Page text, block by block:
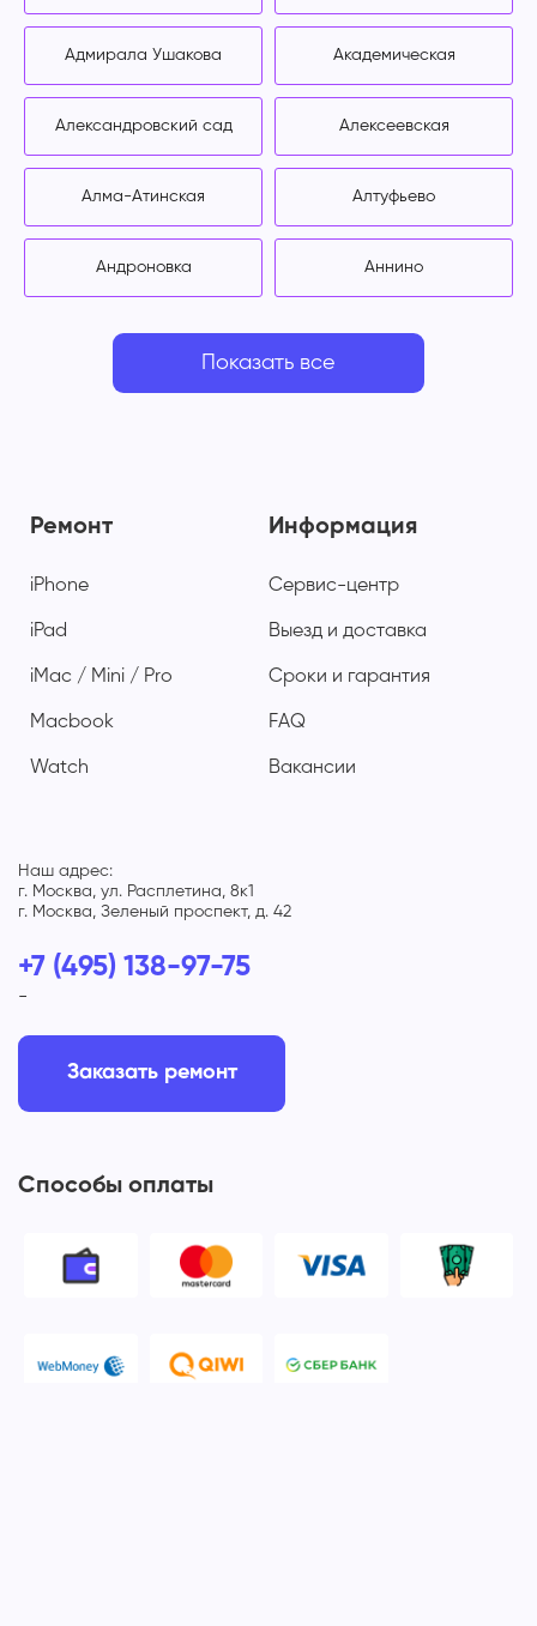
Адмирала Ушакова Академическая
Александровский сад Алексеевская
Алма-Атинская Алтуфьево
Андроновка Аннино
Показать все
Ремонт
iPhone
iPad
iMac / Mini / Pro
Macbook
Watch
Информация
Сервис-центр
Выезд и доставка
Сроки и гарантия
FAQ
Вакансии
Наш адрес:
г. Москва, ул. Расплетина, 8к1
г. Москва, Зеленый проспект, д. 42
+7 (495) 138-97-75
-
Заказать ремонт
Способы оплаты